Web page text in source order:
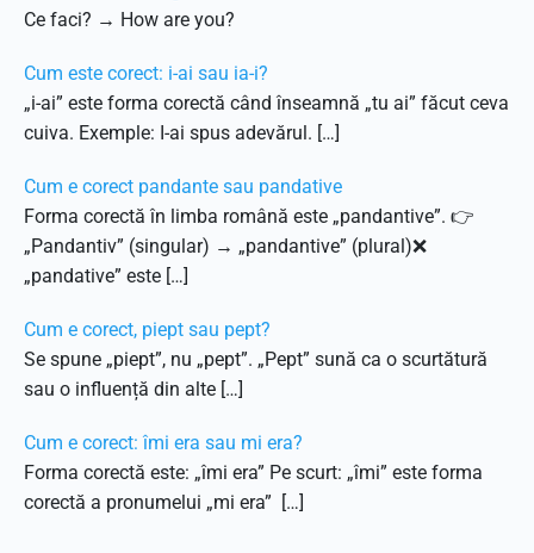
Ce faci? → How are you?
Cum este corect: i-ai sau ia-i?
„i-ai” este forma corectă când înseamnă „tu ai” făcut ceva
cuiva. Exemple: I-ai spus adevărul. […]
Cum e corect pandante sau pandative
Forma corectă în limba română este „pandantive”. 👉
„Pandantiv” (singular) → „pandantive” (plural)❌
„pandative” este […]
Cum e corect, piept sau pept?
Se spune „piept”, nu „pept”. „Pept” sună ca o scurtătură
sau o influență din alte […]
Cum e corect: îmi era sau mi era?
Forma corectă este: „îmi era” Pe scurt: „îmi” este forma
corectă a pronumelui „mi era” […]